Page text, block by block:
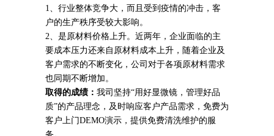
1、行业整体竞争大，而且受到疫情的冲击，客
户的生产秩序受较大影响。
2、是原材料价格上升。近两年，企业面临的主
要成本压力还来自原材料成本上升，随着企业及
客户需求的不断变化，公司对于各项原材料需求
也同期不断增加。
取得的成绩： 我司坚持“用好显微镜，管理好品
质”的产品理念，及时响应客户产品需求，免费为
客户上门DEMO演示，提供免费清洗维护的服